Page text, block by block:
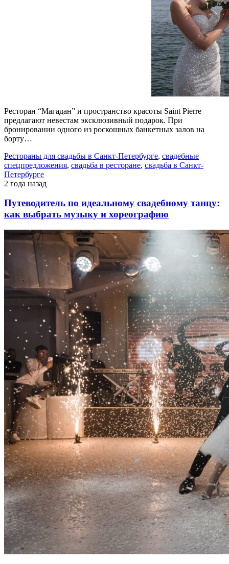
Ресторан “Магадан” и пространство красоты Saint Pierre
предлагают невестам эксклюзивный подарок. При
бронировании одного из роскошных банкетных залов на
борту…
Рестораны для свадьбы в Санкт-Петербурге, свадебные
спецпредложения, свадьба в ресторане, свадьба в Санкт-
Петербурге
2 года назад
Путеводитель по идеальному свадебному танцу:
как выбрать музыку и хореографию